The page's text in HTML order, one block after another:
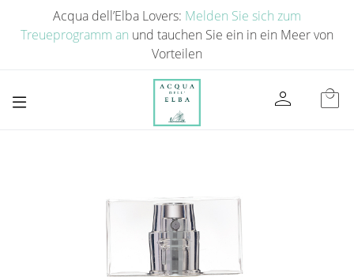
Acqua dell’Elba Lovers: Melden Sie sich zum
Treueprogramm an und tauchen Sie ein in ein Meer von
Vorteilen
person local_mall